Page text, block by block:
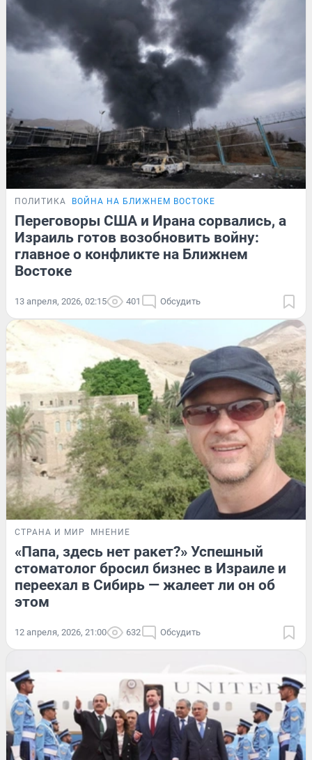
ПОЛИТИКА ВОЙНА НА БЛИЖНЕМ ВОСТОКЕ
Переговоры США и Ирана сорвались, а
Израиль готов возобновить войну:
главное о конфликте на Ближнем
Востоке
13 апреля, 2026, 02:15 401 Обсудить
СТРАНА И МИР МНЕНИЕ
«Папа, здесь нет ракет?» Успешный
стоматолог бросил бизнес в Израиле и
переехал в Сибирь — жалеет ли он об
этом
12 апреля, 2026, 21:00 632 Обсудить